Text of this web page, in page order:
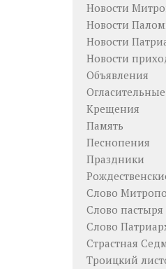
Новости
Новости
Новости
Новости
Объявления
Крещения
Память
Песнопения
Праздники
Слово
Слово пастыря
Слово
Страстная
Троицкий